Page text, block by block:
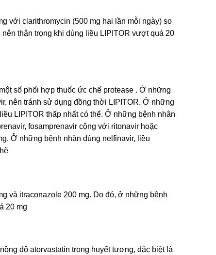
với clarithromycin (500 mg hai lần mỗi ngày) so
thận trọng khi dùng liều LIPITOR vượt quá 20
số phối hợp thuốc ức chế protease . Ở những
nên tránh sử dụng đồng thời LIPITOR. Ở những
LIPITOR thấp nhất có thể. Ở những bệnh nhân
fosamprenavir cộng với ritonavir hoặc
Ở những bệnh nhân dùng nelfinavir, liều
và itraconazole 200 mg. Do đó, ở những bệnh
20 mg
độ atorvastatin trong huyết tương, đặc biệt là